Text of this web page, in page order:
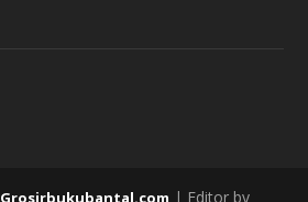
Grosirbukubantal.com | Editor by